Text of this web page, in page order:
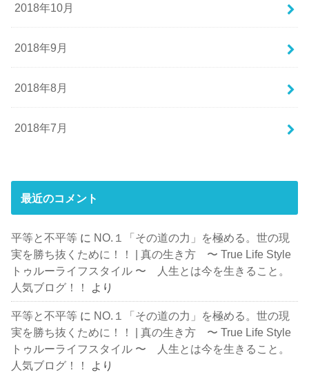
2018年10月
2018年9月
2018年8月
2018年7月
最近のコメント
平等と不平等 に NO.１「その道の力」を極める。世の現
実を勝ち抜くために！！ | 真の生き方 〜 True Life Style
トゥルーライフスタイル 〜 人生とは今を生きること。
人気ブログ！！
より
平等と不平等 に NO.１「その道の力」を極める。世の現
実を勝ち抜くために！！ | 真の生き方 〜 True Life Style
トゥルーライフスタイル 〜 人生とは今を生きること。
人気ブログ！！
より